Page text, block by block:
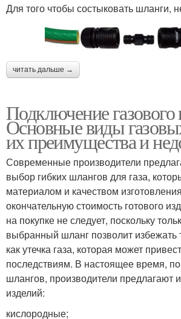
Для того чтобы состыковать шланги,
читать дальше →
Подключение
Основные виды
их преимущества и
Современные производители
выбор гибких шлангов для газа,
материалом и качеством
окончательную стоимость готового
на покупке не следует, поскольку
выбранный шланг позволит избежать
как утечка газа, которая может
последствиям. В настоящее время,
шлангов, производители предлагают
изделий:
кислородные;